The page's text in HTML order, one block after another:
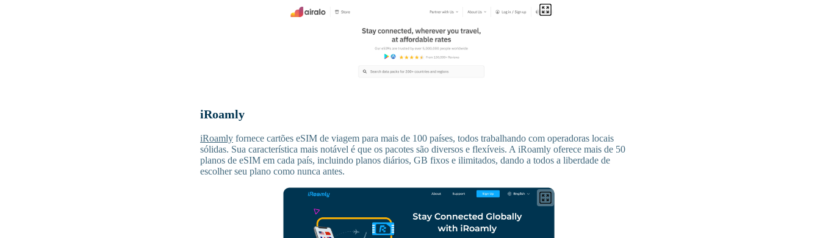
iRoamly
iRoamly fornece cartões eSIM de viagem para mais de 100 países, todos trabalhando com operadoras locais
sólidas. Sua característica mais notável é que os pacotes são diversos e flexíveis. A iRoamly oferece mais de 50
planos de eSIM em cada país, incluindo planos diários, GB fixos e ilimitados, dando a todos a liberdade de
escolher seu plano como nunca antes.